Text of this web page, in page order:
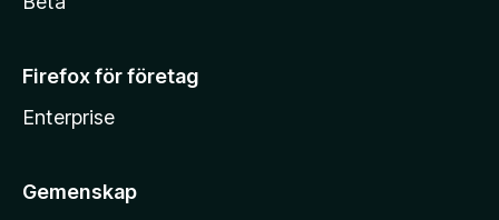
Firefox för företag
Enterprise
Gemenskap